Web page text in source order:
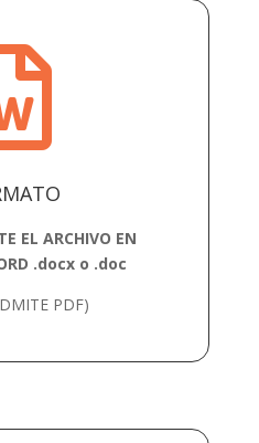
EL ARCHIVO EN
.docx o .doc
PDF)